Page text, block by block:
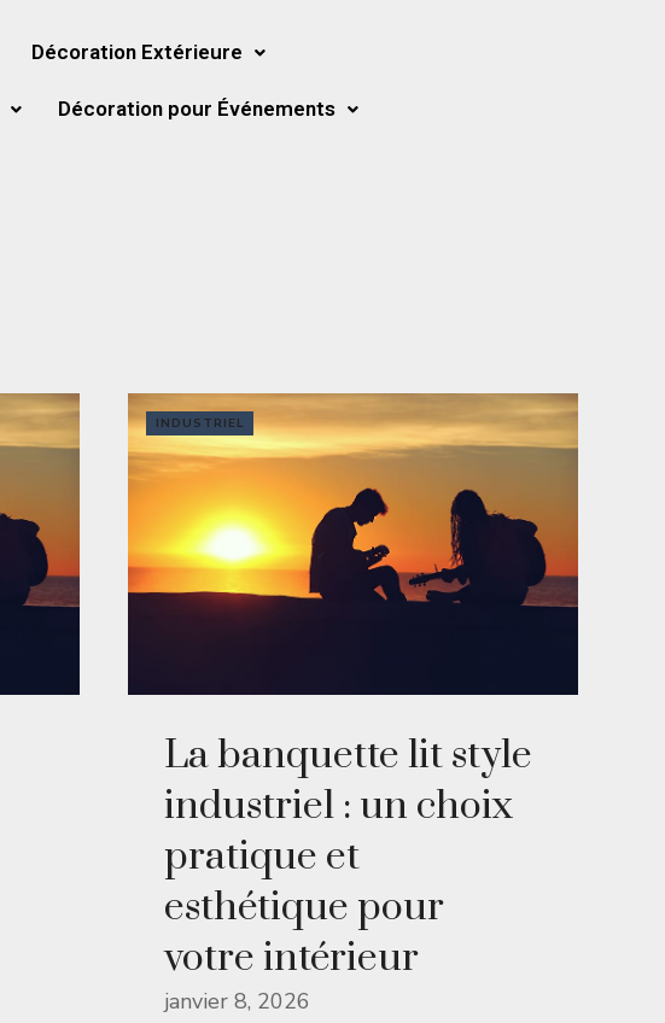
Décoration Extérieure
Décoration pour Événements
INDUSTRIEL
La banquette lit style
industriel : un choix
pratique et
esthétique pour
votre intérieur
janvier 8, 2026